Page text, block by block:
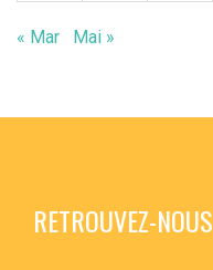
« Mar Mai »
RETROUVEZ-NOUS